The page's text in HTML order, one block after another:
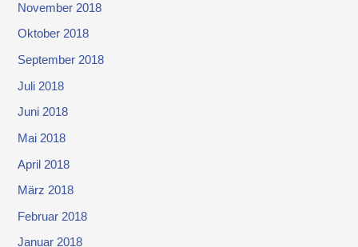
November 2018
Oktober 2018
September 2018
Juli 2018
Juni 2018
Mai 2018
April 2018
März 2018
Februar 2018
Januar 2018